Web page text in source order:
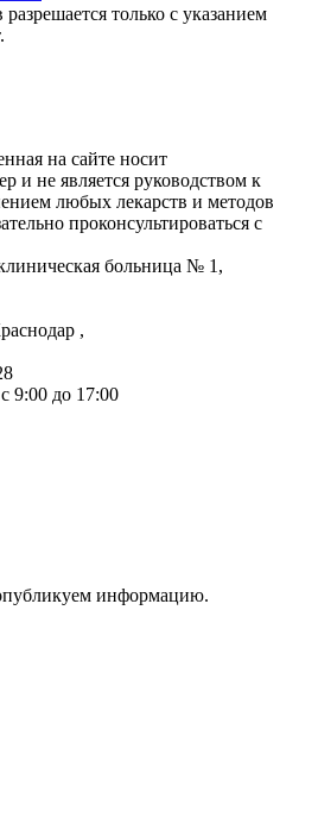
только с указанием
на сайте носит
и не является руководством к
любых лекарств и методов
проконсультироваться с
больница № 1,
,
9:00 до 17:00
информацию.